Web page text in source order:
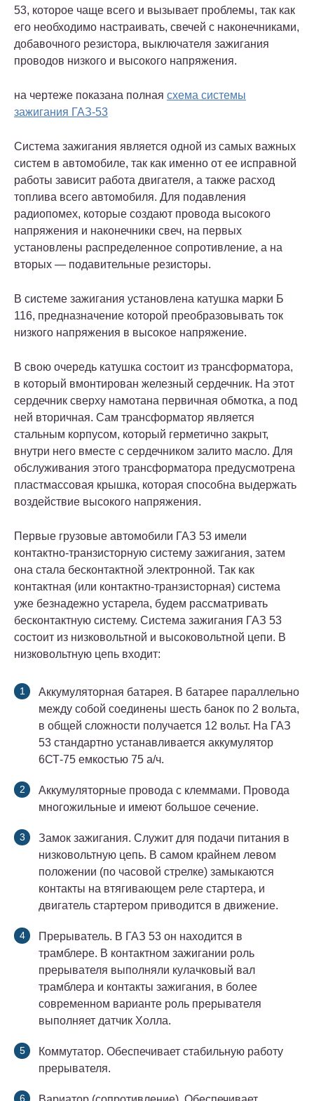
53, которое чаще всего и вызывает проблемы, так как
его необходимо настраивать, свечей с наконечниками,
добавочного резистора, выключателя зажигания
проводов низкого и высокого напряжения.
на чертеже показана полная схема системы
зажигания ГАЗ-53
Система зажигания является одной из самых важных
систем в автомобиле, так как именно от ее исправной
работы зависит работа двигателя, а также расход
топлива всего автомобиля. Для подавления
радиопомех, которые создают провода высокого
напряжения и наконечники свеч, на первых
установлены распределенное сопротивление, а на
вторых — подавительные резисторы.
В системе зажигания установлена катушка марки Б
116, предназначение которой преобразовывать ток
низкого напряжения в высокое напряжение.
В свою очередь катушка состоит из трансформатора,
в который вмонтирован железный сердечник. На этот
сердечник сверху намотана первичная обмотка, а под
ней вторичная. Сам трансформатор является
стальным корпусом, который герметично закрыт,
внутри него вместе с сердечником залито масло. Для
обслуживания этого трансформатора предусмотрена
пластмассовая крышка, которая способна выдержать
воздействие высокого напряжения.
Первые грузовые автомобили ГАЗ 53 имели
контактно-транзисторную систему зажигания, затем
она стала бесконтактной электронной. Так как
контактная (или контактно-транзисторная) система
уже безнадежно устарела, будем рассматривать
бесконтактную систему. Система зажигания ГАЗ 53
состоит из низковольтной и высоковольтной цепи. В
низковольтную цепь входит:
Аккумуляторная батарея. В батарее параллельно
между собой соединены шесть банок по 2 вольта,
в общей сложности получается 12 вольт. На ГАЗ
53 стандартно устанавливается аккумулятор
6СТ-75 емкостью 75 а/ч.
Аккумуляторные провода с клеммами. Провода
многожильные и имеют большое сечение.
Замок зажигания. Служит для подачи питания в
низковольтную цепь. В самом крайнем левом
положении (по часовой стрелке) замыкаются
контакты на втягивающем реле стартера, и
двигатель стартером приводится в движение.
Прерыватель. В ГАЗ 53 он находится в
трамблере. В контактном зажигании роль
прерывателя выполняли кулачковый вал
трамблера и контакты зажигания, в более
современном варианте роль прерывателя
выполняет датчик Холла.
Коммутатор. Обеспечивает стабильную работу
прерывателя.